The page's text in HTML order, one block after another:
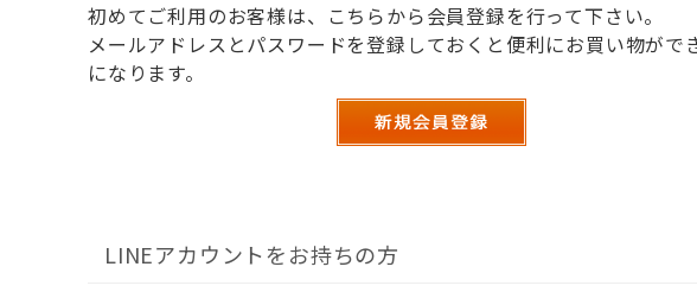
初めてご利用のお客様は、こちらから会員登録を行って下さい。
メールアドレスとパスワードを登録しておくと便利にお買い物がで
になります。
LINEアカウントをお持ちの方